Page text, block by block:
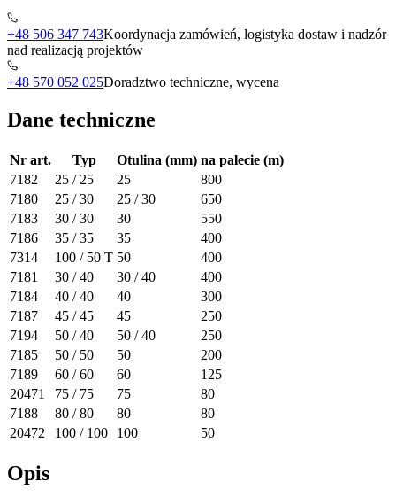
+48 506 347 743Koordynacja zamówień, logistyka dostaw i nadzór
nad realizacją projektów
+48 570 052 025Doradztwo techniczne, wycena
Dane techniczne
Nr art. Typ Otulina (mm) na palecie (m)
7182
25 / 25 25
800
7180
25 / 30 25 / 30
650
7183
30 / 30 30
550
7186
35 / 35 35
400
7314
100 / 50 T 50
400
7181
30 / 40 30 / 40
400
7184
40 / 40 40
300
7187
45 / 45 45
250
7194
50 / 40 50 / 40
250
7185
50 / 50 50
200
7189
60 / 60 60
125
20471
75 / 75 75
80
7188
80 / 80 80
80
20472
100 / 100 100 50
Opis